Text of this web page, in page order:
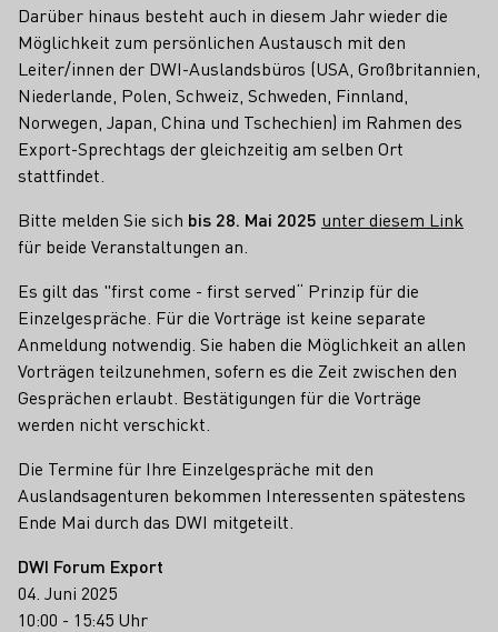
Darüber hinaus besteht auch in diesem Jahr wieder die
Möglichkeit zum persönlichen Austausch mit den
Leiter/innen der DWI-Auslandsbüros (USA, Großbritannien,
Niederlande, Polen, Schweiz, Schweden, Finnland,
Norwegen, Japan, China und Tschechien) im Rahmen des
Export-Sprechtags der gleichzeitig am selben Ort
stattfindet.
Bitte melden Sie sich bis 28. Mai 2025 unter diesem Link
für beide Veranstaltungen an.
Es gilt das "first come - first served“ Prinzip für die
Einzelgespräche. Für die Vorträge ist keine separate
Anmeldung notwendig. Sie haben die Möglichkeit an allen
Vorträgen teilzunehmen, sofern es die Zeit zwischen den
Gesprächen erlaubt. Bestätigungen für die Vorträge
werden nicht verschickt.
Die Termine für Ihre Einzelgespräche mit den
Auslandsagenturen bekommen Interessenten spätestens
Ende Mai durch das DWI mitgeteilt.
DWI Forum Export
04. Juni 2025
10:00 - 15:45 Uhr